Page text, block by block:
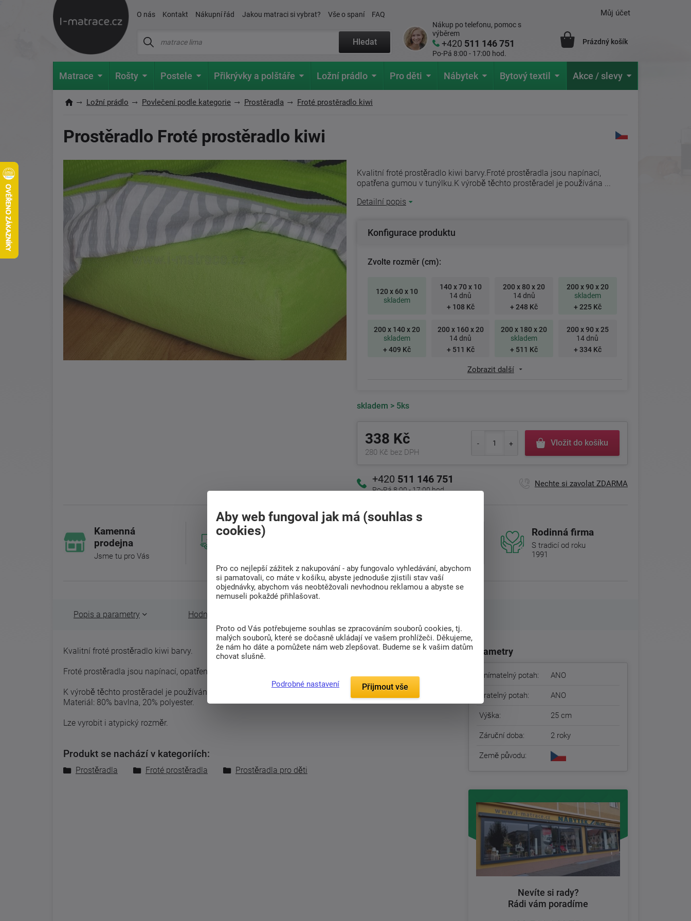
O nás Kontakt Nákupní řád Jakou matraci si vybrat? Vše o spaní FAQ
Hledat
Nákup po telefonu, pomoc s
výběrem
+420 511 146 751
Po-Pá 8:00 - 17:00 hod.
Můj účet
Prázdný košík
Matrace Rošty Postele Přikrývky a polštáře Ložní prádlo Pro děti Nábytek Bytový textil Akce / slevy
Ložní prádlo Povlečení podle kategorie Prostěradla Froté prostěradlo kiwi
Prostěradlo Froté prostěradlo kiwi
Kvalitní froté prostěradlo kiwi barvy.Froté prostěradla jsou napínací,
opatřena gumou v tunýlku.K výrobě těchto prostěradel je používána ...
Detailní popis
Konfigurace produktu
Zvolte rozměr (cm):
120 x 60 x 10
skladem
140 x 70 x 10
14 dnů
+ 108 Kč
200 x 80 x 20
14 dnů
+ 248 Kč
200 x 90 x 20
skladem
+ 225 Kč
200 x 140 x 20
skladem
+ 409 Kč
200 x 160 x 20
14 dnů
+ 511 Kč
200 x 180 x 20
skladem
+ 511 Kč
200 x 90 x 25
14 dnů
+ 334 Kč
Zobrazit další
skladem > 5ks
338 Kč
280 Kč bez DPH
Vložit do košíku
+420 511 146 751
Po-Pá 8:00 - 17:00 hod.
Nechte si zavolat ZDARMA
Kamenná
prodejna
Jsme tu pro Vás
Doprava
ZDARMA
Rodinná firma
S tradicí od roku
1991
Popis a parametry Hodnocení (0)
Kvalitní froté prostěradlo kiwi barvy.
Froté prostěradla jsou napínací, opatřena gumou v tunýlku.
K výrobě těchto prostěradel je používána kvalitní froté tkanina s vysokou gramáží 220 g/m2.
Materiál: 80% bavlna, 20% polyester.
Lze vyrobit i atypický rozměr.
Produkt se nachází v kategoriích:
Prostěradla Froté prostěradla Prostěradla pro děti
Parametry
Snímatelný potah: ANO
Pratelný potah: ANO
Výška: 25 cm
Záruční doba: 2 roky
Země původu:
Nevíte si rady?
Rádi vám poradíme
Aby web fungoval jak má (souhlas s
cookies)
Pro co nejlepší zážitek z nakupování - aby fungovalo vyhledávání, abychom
si pamatovali, co máte v košíku, abyste jednoduše zjistili stav vaší
objednávky, abychom vás neobtěžovali nevhodnou reklamou a abyste se
nemuseli pokaždé přihlašovat.
Proto od Vás potřebujeme souhlas se zpracováním souborů cookies, tj.
malých souborů, které se dočasně ukládají ve vašem prohlížeči. Děkujeme,
že nám ho dáte a pomůžete nám web zlepšovat. Budeme se k vašim datům
chovat slušně.
Podrobné nastavení Přijmout vše